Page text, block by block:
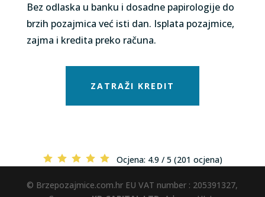
Bez odlaska u banku i dosadne papirologije do
brzih pozajmica već isti dan. Isplata pozajmice,
zajma i kredita preko računa.
ZATRAŽI KREDIT
Ocjena: 4.9 / 5 (201 ocjena)
© Brzepozajmice.com.hr EU VAT number : 205391327,